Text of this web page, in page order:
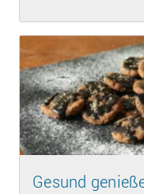
Gesund